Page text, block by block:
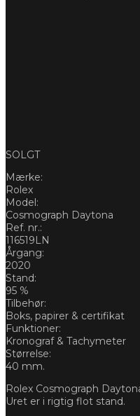
SOLGT
Mærke:
Rolex
Model:
Cosmograph Daytona
Ref. nr.:
116519LN
Årgang:
2020
Stand:
95 %
Tilbehør:
Boks, papirer & certifikat
Funktioner:
Kronograf & Tachymeter
Størrelse:
40 mm.
Rolex Cosmograph
Uret er i rigtig flot stand.